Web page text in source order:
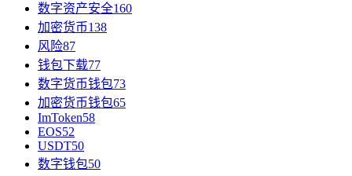
数字资产安全160
加密货币138
风险87
钱包下载77
数字货币钱包73
加密货币钱包65
ImToken58
EOS52
USDT50
数字钱包50